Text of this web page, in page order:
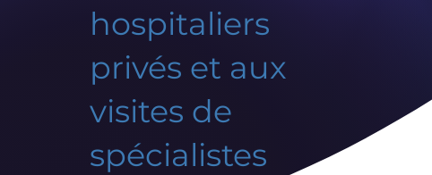
hospitaliers
privés et aux
visites de
spécialistes